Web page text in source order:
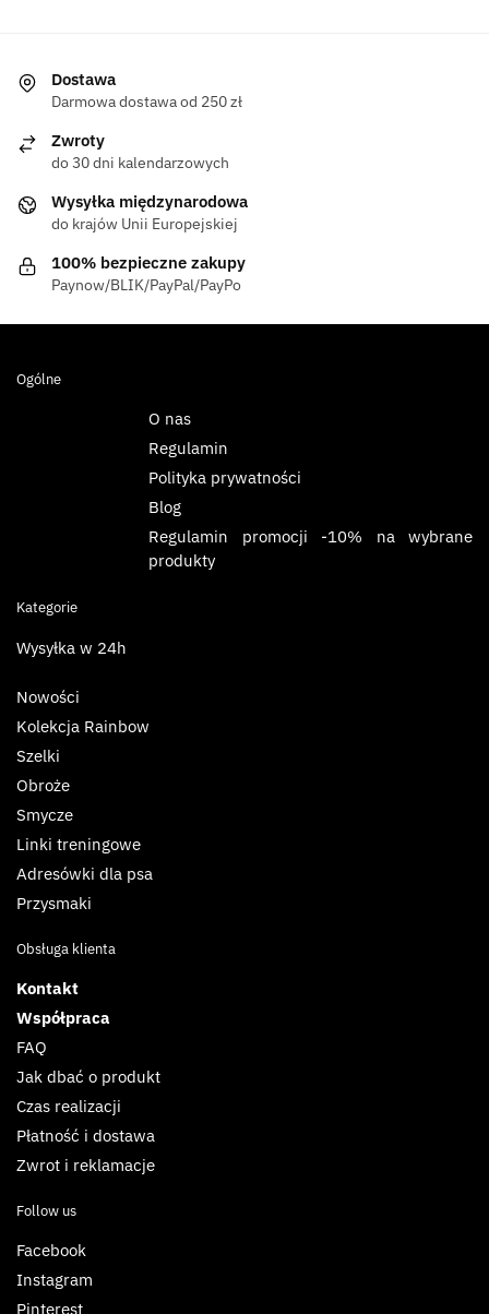
Dostawa
Darmowa dostawa od 250 zł
Zwroty
do 30 dni kalendarzowych
Wysyłka międzynarodowa
do krajów Unii Europejskiej
100% bezpieczne zakupy
Paynow/BLIK/PayPal/PayPo
Ogólne
O nas
Regulamin
Polityka prywatności
Blog
Regulamin promocji -10% na wybrane
produkty
Kategorie
Wysyłka w 24h
Nowości
Kolekcja Rainbow
Szelki
Obroże
Smycze
Linki treningowe
Adresówki dla psa
Przysmaki
Obsługa klienta
Kontakt
Współpraca
FAQ
Jak dbać o produkt
Czas realizacji
Płatność i dostawa
Zwrot i reklamacje
Follow us
Facebook
Instagram
Pinterest